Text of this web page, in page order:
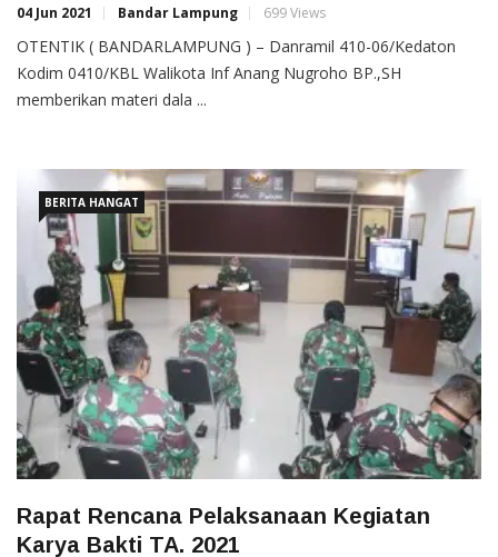
04 Jun 2021 Bandar Lampung 699 Views
OTENTIK ( BANDARLAMPUNG ) – Danramil 410-06/Kedaton
Kodim 0410/KBL Walikota Inf Anang Nugroho BP.,SH
memberikan materi dala ...
BERITA HANGAT
Rapat Rencana Pelaksanaan Kegiatan
Karya Bakti TA. 2021